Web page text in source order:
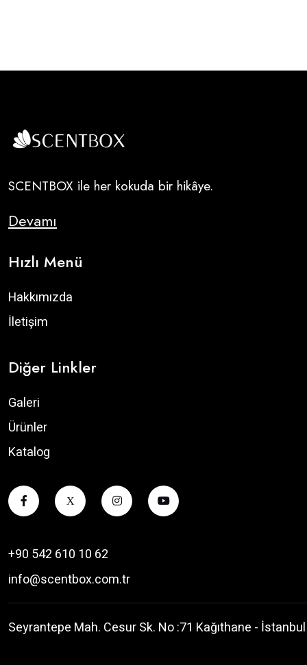
SCENTBOX ile her kokuda bir hikâye.
Devamı
Hızlı Menü
Hakkımızda
İletişim
Diğer Linkler
Galeri
Ürünler
Katalog
X
+90 542 610 10 62
info@scentbox.com.tr
Seyrantepe Mah. Cesur Sk. No :71 Kağıthane - İstanbul